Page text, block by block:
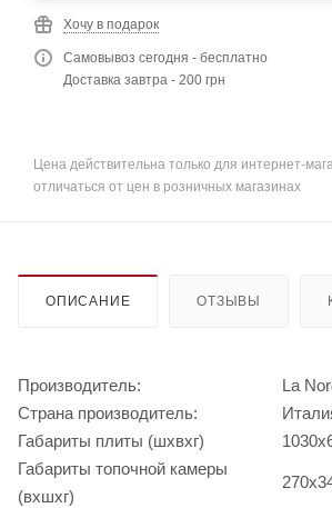
Хочу в подарок
Самовывоз сегодня - бесплатно
Доставка завтра - 200 грн
Цена действительна только для интернет-
отличаться от цен в розничных магазинах
ОПИСАНИЕ ОТЗЫВЫ
Производитель:
La
Страна производитель:
Габариты плиты (шхвхг)
Габариты топочной камеры
(вхшхг)